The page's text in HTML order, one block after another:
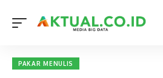
PAKAR MENULIS